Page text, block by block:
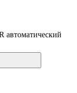
автоматический